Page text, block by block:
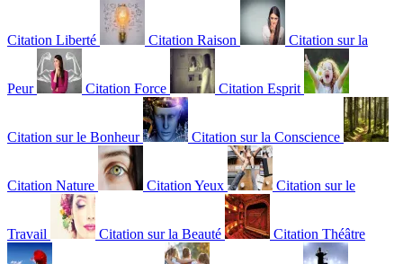
Citation Liberté Citation Raison Citation sur la
Peur Citation Force Citation Esprit
Citation sur le Bonheur Citation sur la Conscience
Citation Nature Citation Yeux Citation sur le
Travail Citation sur la Beauté Citation Théâtre